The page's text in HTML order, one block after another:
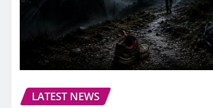
LATEST NEWS